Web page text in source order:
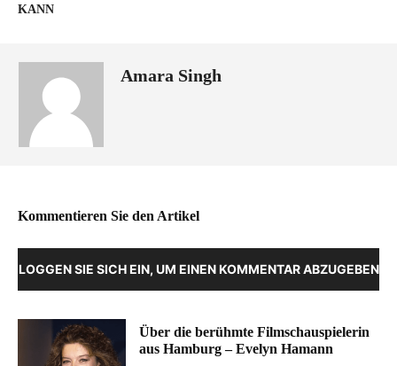
KANN
Amara Singh
Kommentieren Sie den Artikel
LOGGEN SIE SICH EIN, UM EINEN KOMMENTAR ABZUGEBEN
Über die berühmte Filmschauspielerin
aus Hamburg – Evelyn Hamann